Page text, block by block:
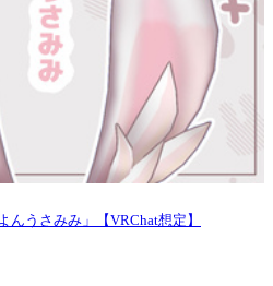
んうさみみ」【VRChat想定】